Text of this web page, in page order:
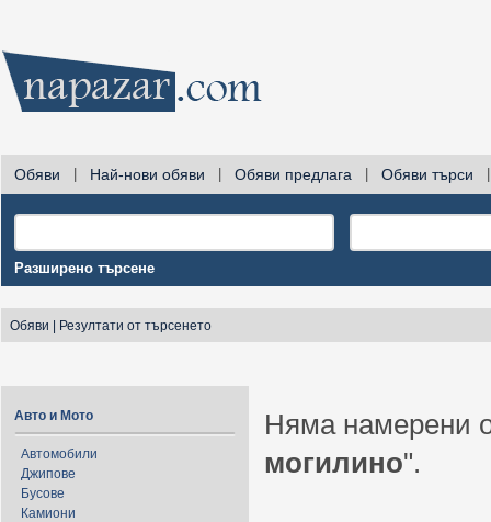
Обяви Най-нови обяви Обяви предлага Обяви търси
Разширено търсене
Обяви Резултати от търсенето
Авто и Мото
Автомобили
Джипове
Бусове
Камиони
Няма намерени
могилино".